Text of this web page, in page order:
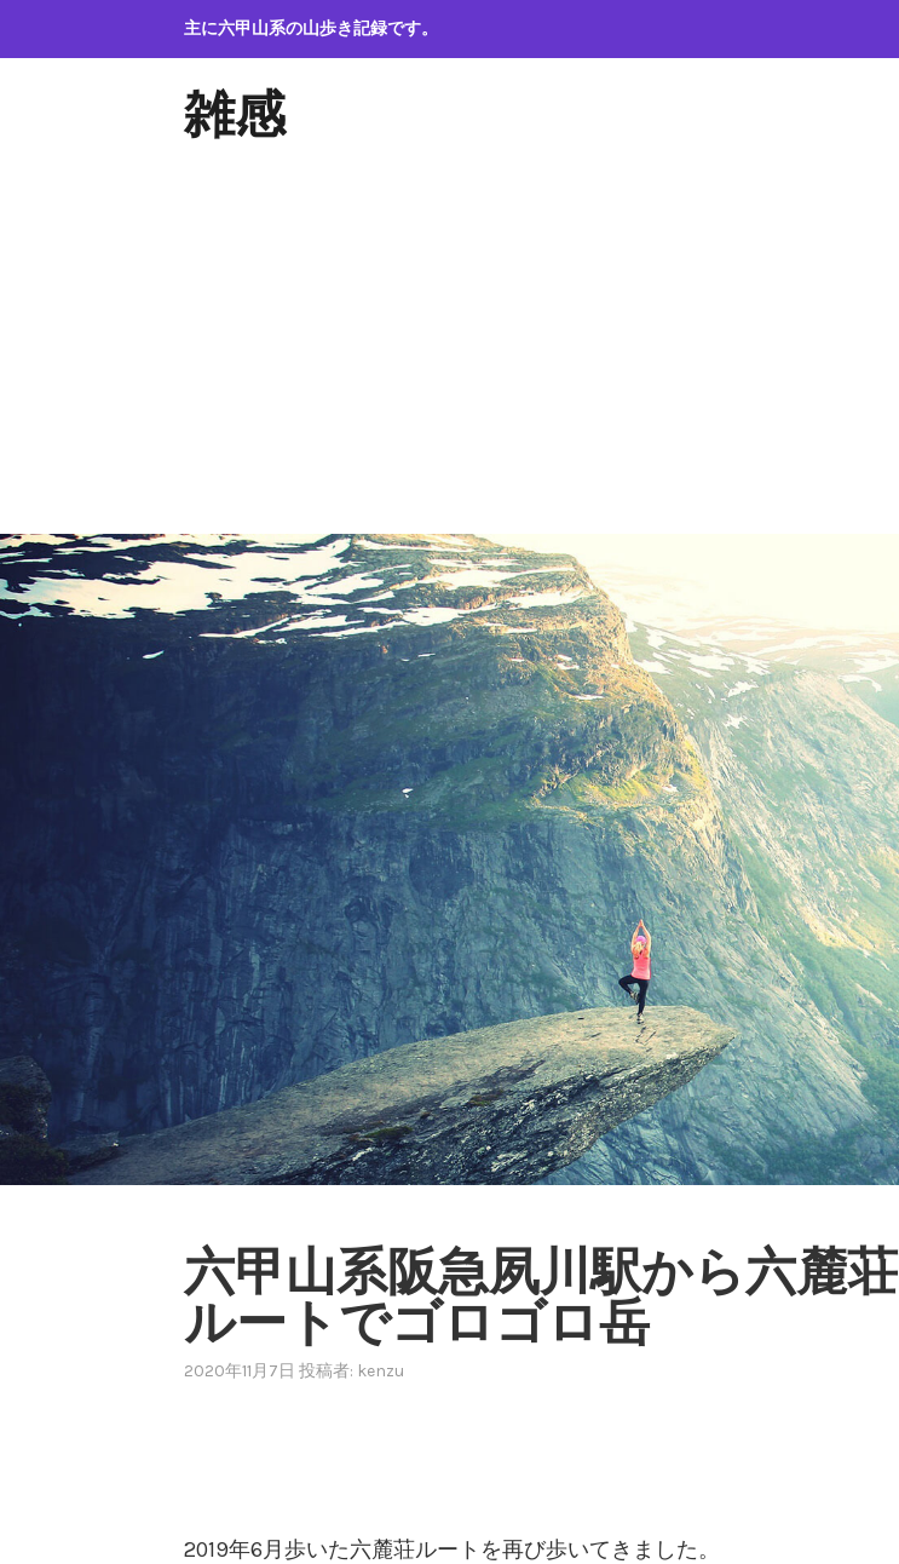
主に六甲山系の山歩き記録です。
雑感
六甲山系阪急夙川駅から六麓荘
ルートでゴロゴロ岳
2020年11月7日 投稿者: kenzu
2019年6月歩いた六麓荘ルートを再び歩いてきました。